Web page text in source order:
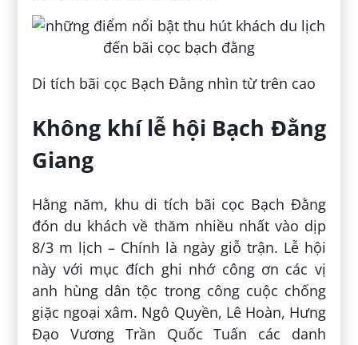
Di tích bãi cọc Bạch Đằng nhìn từ trên cao
Không khí lễ hội Bạch Đằng
Giang
Hằng năm, khu di tích bãi cọc Bạch Đằng
đón du khách về thăm nhiều nhất vào dịp
8/3 m lịch – Chính là ngày giỗ trận. Lễ hội
này với mục đích ghi nhớ công ơn các vị
anh hùng dân tộc trong công cuộc chống
giặc ngoại xâm. Ngô Quyền, Lê Hoàn, Hưng
Đạo Vương Trần Quốc Tuấn các danh